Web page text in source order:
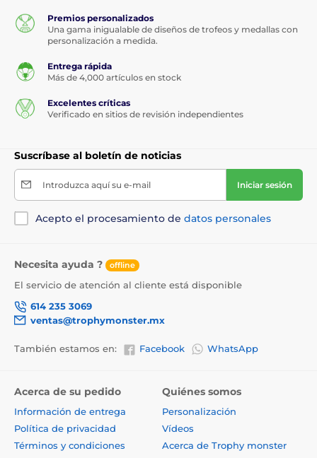
Premios personalizados
Una gama inigualable de diseños de trofeos y medallas con
personalización a medida.
Entrega rápida
Más de 4,000 artículos en stock
Excelentes críticas
Verificado en sitios de revisión independientes
Suscríbase al boletín de noticias
Introduzca aquí su e-mail Iniciar sesión
Acepto el procesamiento de datos personales
Necesita ayuda ? offline
El servicio de atención al cliente está disponible
614 235 3069
ventas@trophymonster.mx
También estamos en: Facebook WhatsApp
Acerca de su pedido
Información de entrega
Política de privacidad
Términos y condiciones
Quiénes somos
Personalización
Vídeos
Acerca de Trophy monster